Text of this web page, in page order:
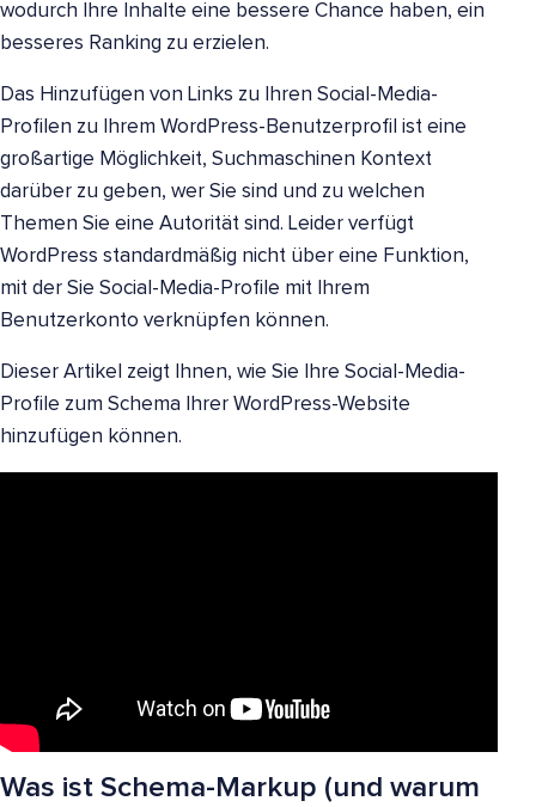
wodurch Ihre Inhalte eine bessere Chance haben, ein
besseres Ranking zu erzielen.
Das Hinzufügen von Links zu Ihren Social-Media-
Profilen zu Ihrem WordPress-Benutzerprofil ist eine
großartige Möglichkeit, Suchmaschinen Kontext
darüber zu geben, wer Sie sind und zu welchen
Themen Sie eine Autorität sind. Leider verfügt
WordPress standardmäßig nicht über eine Funktion,
mit der Sie Social-Media-Profile mit Ihrem
Benutzerkonto verknüpfen können.
Dieser Artikel zeigt Ihnen, wie Sie Ihre Social-Media-
Profile zum Schema Ihrer WordPress-Website
hinzufügen können.
Was ist Schema-Markup (und warum